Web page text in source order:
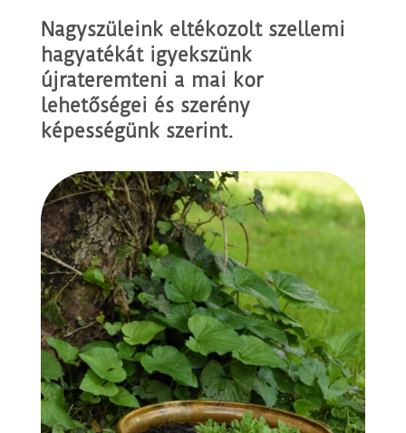
Nagyszüleink eltékozolt szellemi
hagyatékát igyekszünk
újrateremteni a mai kor
lehetőségei és szerény
képességünk szerint.